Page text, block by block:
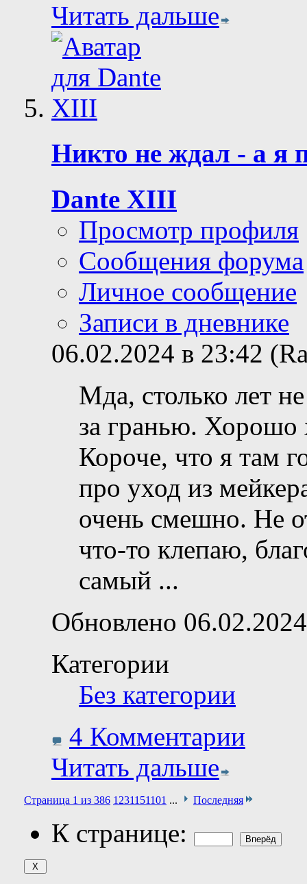
Читать дальше
Никто не ждал - а я
Dante XIII
Просмотр профиля
Сообщения форума
Личное сообщение
Записи в дневнике
06.02.2024 в 23:42
Мда, столько лет
за гранью. Хорошо
Короче, что я там
про уход из
очень смешно. Не
что-то клепаю,
самый ...
Обновлено
Категории
Без категории
4 Комментарии
Читать дальше
Страница 1 из 386 1 2311 51101 ... Последняя
К странице: